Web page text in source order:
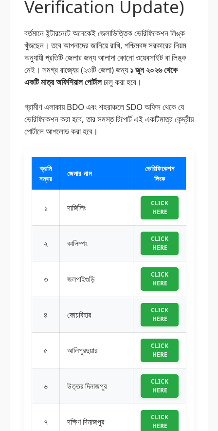
Verification Update)
বর্তমানে ইন্টারনেটে অনেকেই জেলাভিত্তিক ভেরিফিকেশন লিঙ্ক
খুঁজছেন। তবে আপনাদের জানিয়ে রাখি, পশ্চিমবঙ্গ সরকারের নিয়ম
অনুযায়ী প্রতিটি জেলার জন্য আলাদা কোনো ওয়েবসাইট বা লিঙ্ক
নেই। সমগ্র রাজ্যের (২৩টি জেলা) জন্য১ জুন ২০২৬ থেকে
একটি মাত্র অফিশিয়াল পোর্টালচালু করা হবে।
গ্রামীণ এলাকায় BDO এবং শহরাঞ্চলে SDO অফিস থেকে যে
ভেরিফিকেশন করা হবে, তার সমস্ত রিপোর্ট এই একটিমাত্র কেন্দ্রীয়
পোর্টালে আপলোড করা হবে।
ক্রমি
নম্বর
জেলার নাম
ভেরিফিকেশন
লিংক
১ দার্জিলিং
CLICK
HERE
২ কালিম্পং
CLICK
HERE
৩ জলপাইগুড়ি
CLICK
HERE
৪ কোচবিহার
CLICK
HERE
৫ আলিপুরদুয়ার
CLICK
HERE
৬ উত্তর দিনাজপুর
CLICK
HERE
৭ দক্ষিণ দিনাজপুর
CLICK
HERE